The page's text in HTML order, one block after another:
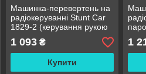
Машинка-перевертень на
радіокеруванні Stunt Car
1829-2 (керування рукою
без пульта)
1 093₴
Купити
1